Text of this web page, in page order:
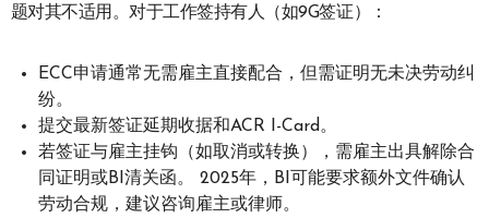
题对其不适用。对于工作签持有人（如9G签证）：
ECC申请通常无需雇主直接配合，但需证明无未决劳动纠
纷。
提交最新签证延期收据和ACR I-Card。
若签证与雇主挂钩（如取消或转换），需雇主出具解除合
同证明或BI清关函。 2025年，BI可能要求额外文件确认
劳动合规，建议咨询雇主或律师。